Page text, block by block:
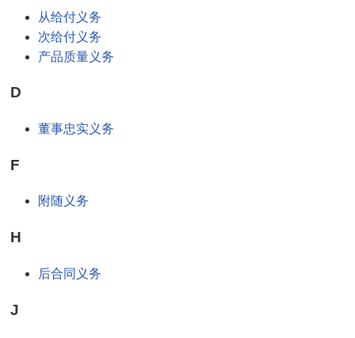
从给付义务
次给付义务
产品质量义务
D
董事忠实义务
F
附随义务
H
后合同义务
J